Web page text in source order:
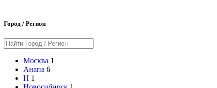
Город / Регион
Москва 1
Анапа 6
Н 1